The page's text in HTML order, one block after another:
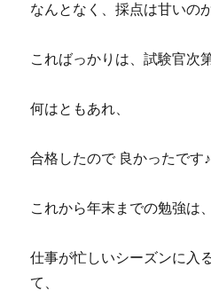
なんとなく、採点は甘いの
こればっかりは、試験官次
何はともあれ、
合格したので 良かったです♪
これから年末までの勉強は、
仕事が忙しいシーズンに入
て、